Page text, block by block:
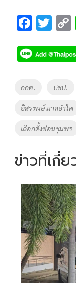
F
e
b
o
k
T
tt
er
k
Tags
กกต. ปชป.
อิสรพงษ์ มากอำไพ
เลือกตั้งซ่อมชุมพร
ข่าวที่เกี่